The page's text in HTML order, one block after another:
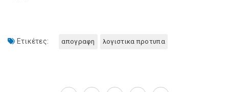
Ετικέτες: απογραφη λογιστικα προτυπα